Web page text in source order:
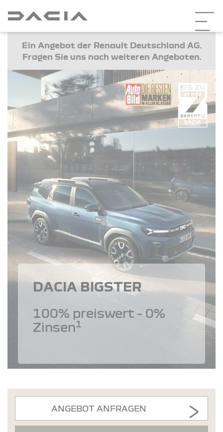
Ein Angebot der Renault Deutschland AG.
Fragen Sie uns nach weiteren Angeboten.
DACIA BIGSTER
100% preiswert - 0%
Zinsen1
ANGEBOT ANFRAGEN